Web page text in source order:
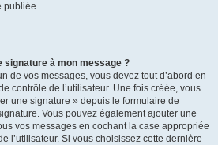
publiée.
signature à mon message ?
de vos messages, vous devez tout d’abord en
contrôle de l’utilisateur. Une fois créée, vous
une signature » depuis le formulaire de
Vous pouvez également ajouter une
vos messages en cochant la case appropriée
l’utilisateur. Si vous choisissez cette dernière